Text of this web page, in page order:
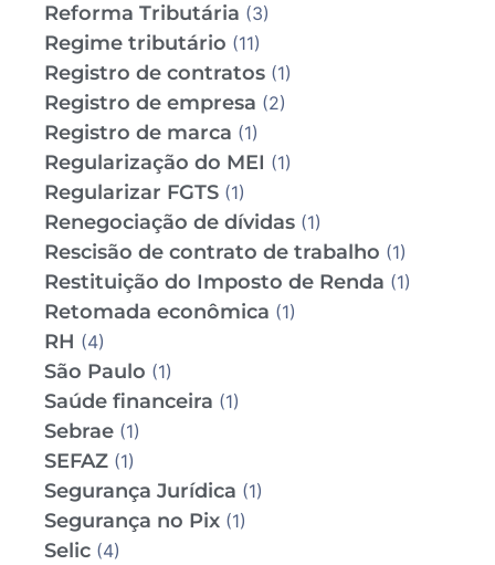
Reforma Tributária (3)
Regime tributário (11)
Registro de contratos (1)
Registro de empresa (2)
Registro de marca (1)
Regularização do MEI (1)
Regularizar FGTS (1)
Renegociação de dívidas (1)
Rescisão de contrato de trabalho (1)
Restituição do Imposto de Renda (1)
Retomada econômica (1)
RH (4)
São Paulo (1)
Saúde financeira (1)
Sebrae (1)
SEFAZ (1)
Segurança Jurídica (1)
Segurança no Pix (1)
Selic (4)